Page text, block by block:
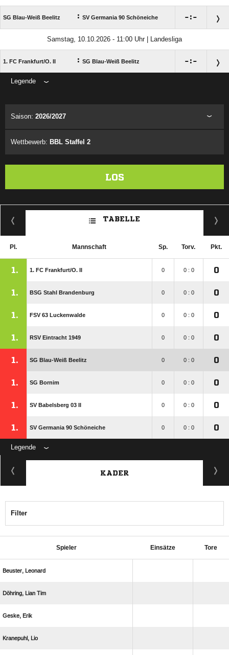
SG Blau-Weiß Beelitz : SV Germania 90 Schöneiche :
Samstag, 10.10.2026 - 11:00 Uhr | Landesliga
1. FC Frankfurt/​O. II : SG Blau-Weiß Beelitz :
Legende
Saison: 2026/2027
Wettbewerb: BBL Staffel 2
LOS
TABELLE
Pl. Mannschaft Sp. Torv. Pkt.
1. 1. FC Frankfurt/​O. II 0 0 : 0 0
1. BSG Stahl Brandenburg 0 0 : 0 0
1. FSV 63 Luckenwalde 0 0 : 0 0
1. RSV Eintracht 1949 0 0 : 0 0
1. SG Blau-Weiß Beelitz 0 0 : 0 0
1. SG Bornim 0 0 : 0 0
1. SV Babelsberg 03 II 0 0 : 0 0
1. SV Germania 90 Schöneiche 0 0 : 0 0
Legende
KADER
Filter
Spieler Einsätze Tore
 
  
 
 